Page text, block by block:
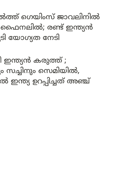
ഗെയിംസ് ജാവലിനിൽ
ഫൈനലിൽ; രണ്ട് ഇന്ത്യൻ
യോഗ്യത നേടി
ഇന്ത്യൻ കരുത്ത് ;
സെമിയിൽ,
ഇന്ത്യ ഉറപ്പിച്ചത് അഞ്ച്